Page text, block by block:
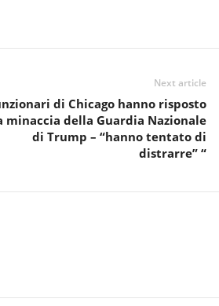
Next article
di Chicago hanno risposto
minaccia della Guardia Nazionale
di Trump – “hanno tentato di
distrarre” “